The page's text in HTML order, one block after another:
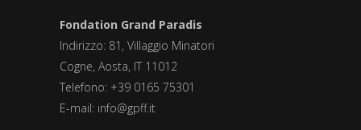
Fondation Grand Paradis
Indirizzo: 81, Villaggio Minatori
Cogne, Aosta, IT 11012
Telefono: +39 0165 75301
E-mail: info@gpff.it